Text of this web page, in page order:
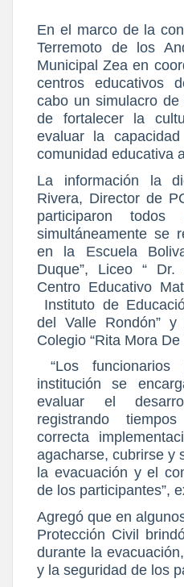
En el marco de la
Terremoto de los
Municipal Zea en
centros educativos
cabo un simulacro
de fortalecer la
evaluar la
comunidad educativa
La información la
Rivera, Director de
participaron
simultáneamente se
en la Escuela
Duque”, Liceo “ Dr.
Centro Educativo
Instituto de
del Valle Rondón” y
Colegio “Rita Mora De
“Los
institución se
evaluar el
registrando
correcta
agacharse, cubrirse y
la evacuación y el
de los participantes”,
Agregó que en
Protección Civil
durante la
y la seguridad de los